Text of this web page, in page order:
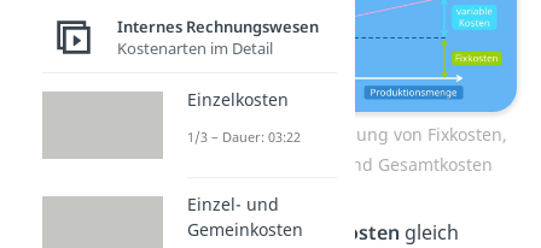
Graphische Darstellung von Fixkosten,
variable Kosten und Gesamtkosten
Während die Fixkosten gleich
Internes Rechnungswesen
Kostenarten im Detail
Einzelkosten
1/3 – Dauer: 03:22
Einzel- und
Gemeinkosten